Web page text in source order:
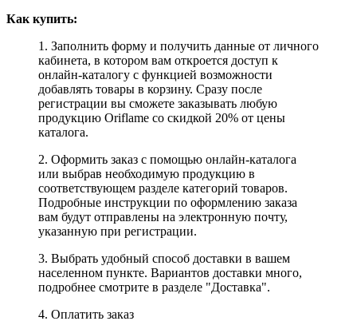
Как купить:
1. Заполнить форму и получить данные от личного
кабинета, в котором вам откроется доступ к
онлайн-каталогу с функцией возможности
добавлять товары в корзину. Сразу после
регистрации вы сможете заказывать любую
продукцию Oriflame со скидкой 20% от цены
каталога.
2. Оформить заказ с помощью онлайн-каталога
или выбрав необходимую продукцию в
соответствующем разделе категорий товаров.
Подробные инструкции по оформлению заказа
вам будут отправлены на электронную почту,
указанную при регистрации.
3. Выбрать удобный способ доставки в вашем
населенном пункте. Вариантов доставки много,
подробнее смотрите в разделе "Доставка".
4. Оплатить заказ